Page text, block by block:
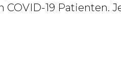
19 Patienten.